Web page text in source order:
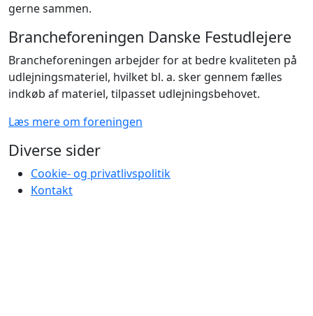
gerne sammen.
Brancheforeningen Danske Festudlejere
Brancheforeningen arbejder for at bedre kvaliteten på
udlejningsmateriel, hvilket bl. a. sker gennem fælles
indkøb af materiel, tilpasset udlejningsbehovet.
Læs mere om foreningen
Diverse sider
Cookie- og privatlivspolitik
Kontakt